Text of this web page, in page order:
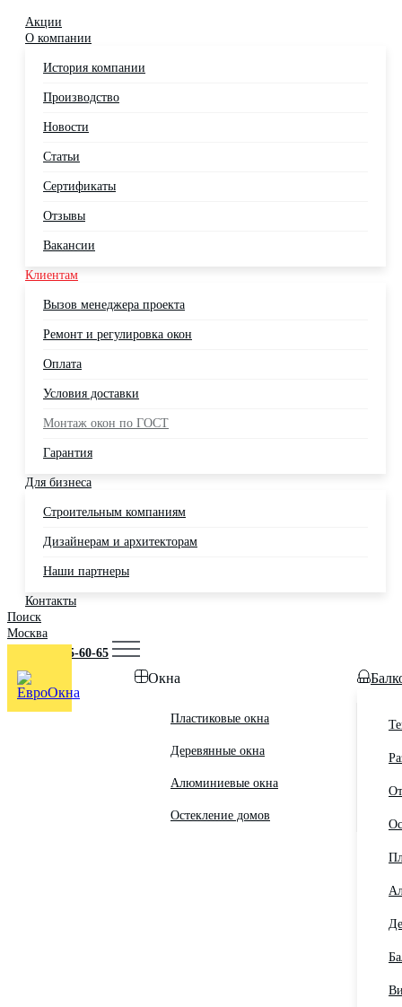
Акции
О компании
История компании
Производство
Новости
Статьи
Сертификаты
Отзывы
Вакансии
Клиентам
Вызов менеджера проекта
Ремонт и регулировка окон
Оплата
Условия доставки
Монтаж окон по ГОСТ
Гарантия
Для бизнеса
Строительным компаниям
Дизайнерам и архитекторам
Наши партнеры
Контакты
Поиск
Москва
+7 (495) 725-60-65
Окна
Пластиковые окна
Деревянные окна
Алюминиевые окна
Остекление домов